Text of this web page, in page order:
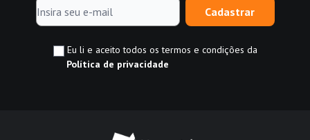
Cadastrar
Eu li e aceito todos os termos e condições da
Política de privacidade